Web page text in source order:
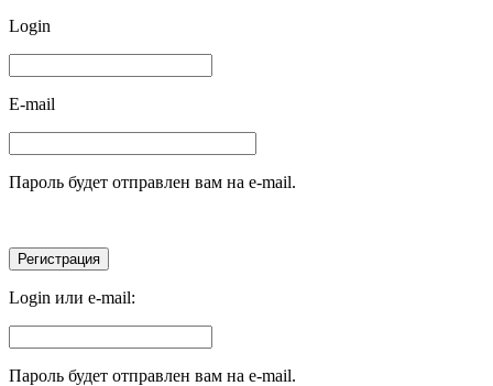
Login
E-mail
Пароль будет отправлен вам на e-mail.
Login или e-mail:
Пароль будет отправлен вам на e-mail.